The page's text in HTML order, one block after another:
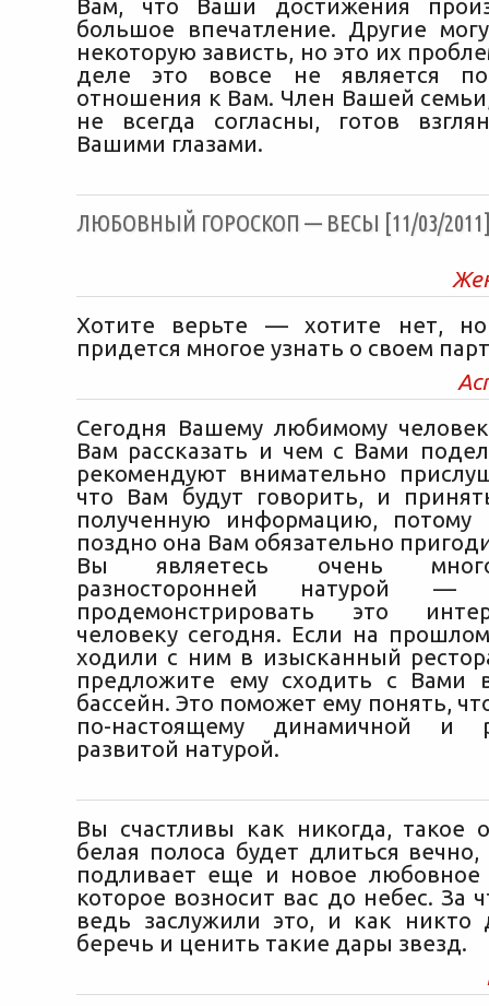
Вам, что Ваши достижения
большое впечатление. Другие
некоторую зависть, но это их
деле это вовсе не является
отношения к Вам. Член Вашей
не всегда согласны, готов
Вашими глазами.
ЛЮБОВНЫЙ ГОРОСКОП — ВЕСЫ [11/03/
Хотите верьте — хотите нет,
придется многое узнать о своем
Сегодня Вашему любимому
Вам рассказать и чем с Вами
рекомендуют внимательно
что Вам будут говорить, и
полученную информацию,
поздно она Вам обязательно
Вы являетесь очень
разносторонней натурой —
продемонстрировать это
человеку сегодня. Если на
ходили с ним в изысканный
предложите ему сходить с Вами
бассейн. Это поможет ему понять,
по-настоящему динамичной и
развитой натурой.
Вы счастливы как никогда, такое
белая полоса будет длиться
подливает еще и новое любовное
которое возносит вас до небес. За
ведь заслужили это, и как никто
беречь и ценить такие дары звезд.